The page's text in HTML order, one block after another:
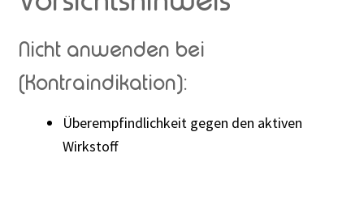
Nicht anwenden bei
(Kontraindikation):
Überempfindlichkeit gegen den aktiven
Wirkstoff